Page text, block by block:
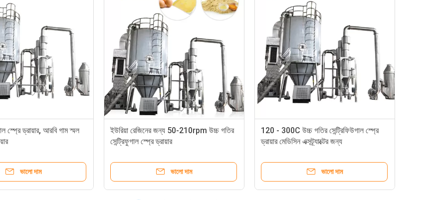
স্প্রে ড্রায়ার, আরবি গাম স্মল
ভালো দাম
ইউরিয়া রেজিনের জন্য 50-210rpm উচ্চ গতির
সেন্ট্রিফুগাল স্প্রে ড্রায়ার
ভালো দাম
120 - 300C উচ্চ গতির সেন্ট্রিফিউগাল স্প্রে
ড্রায়ার মেডিসিন এক্সট্র্যাক্টের জন্য
ভালো দাম